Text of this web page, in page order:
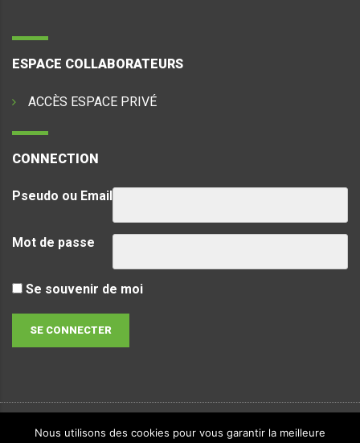
ESPACE COLLABORATEURS
ACCÈS ESPACE PRIVÉ
CONNECTION
Pseudo ou Email
Mot de passe
Se souvenir de moi
Copyright & copies. 2026 LVTec. Tous droits réservés - Politique de
Nous utilisons des cookies pour vous garantir la meilleure